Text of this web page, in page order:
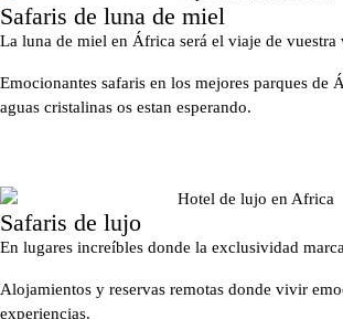
Safaris de luna de miel
La luna de miel en África será el viaje de vuestra
Emocionantes safaris en los mejores parques de
aguas cristalinas os estan esperando.
Safaris de lujo
En lugares increíbles donde la exclusividad
Alojamientos y reservas remotas donde vivir
experiencias.